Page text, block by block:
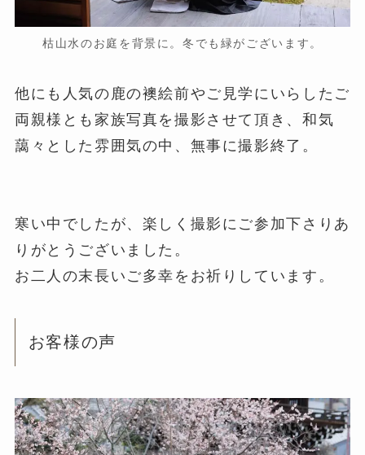
枯山水のお庭を背景に。冬でも緑がございます。
他にも人気の鹿の襖絵前やご見学にいらしたご
両親様とも家族写真を撮影させて頂き、和気
藹々とした雰囲気の中、無事に撮影終了。
寒い中でしたが、楽しく撮影にご参加下さりあ
りがとうございました。
お二人の末長いご多幸をお祈りしています。
お客様の声